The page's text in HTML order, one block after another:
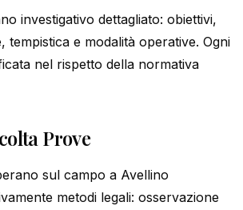
investigativo dettagliato: obiettivi,
tempistica e modalità operative. Ogni
nel rispetto della normativa
Prove
sul campo a Avellino
metodi legali: osservazione